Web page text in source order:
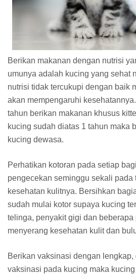
Berikan makanan dengan nutrisi
umunya adalah kucing yang sehat
nutrisi tidak tercukupi dengan baik
akan mempengaruhi
tahun berikan makanan khusus
kucing sudah diatas 1 tahun maka
kucing dewasa.
Perhatikan kotoran pada setiap
pengecekan seminggu sekali pada
kesehatan kulitnya. Bersihkan
sudah mulai kotor supaya kucing
telinga, penyakit gigi dan beberapa
menyerang kesehatan kulit dan
Berikan vaksinasi dengan
vaksinasi pada kucing maka